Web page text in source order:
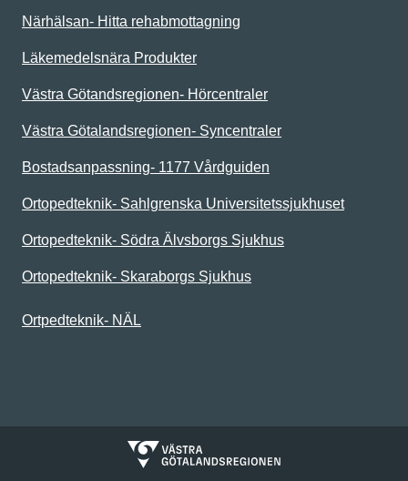
Närhälsan- Hitta rehabmottagning
Läkemedelsnära Produkter
Västra Götandsregionen- Hörcentraler
Västra Götalandsregionen- Syncentraler
Bostadsanpassning- 1177 Vårdguiden
Ortopedteknik- Sahlgrenska Universitetssjukhuset
Ortopedteknik- Södra Älvsborgs Sjukhus
Ortopedteknik- Skaraborgs Sjukhus
Ortpedteknik- NÄL